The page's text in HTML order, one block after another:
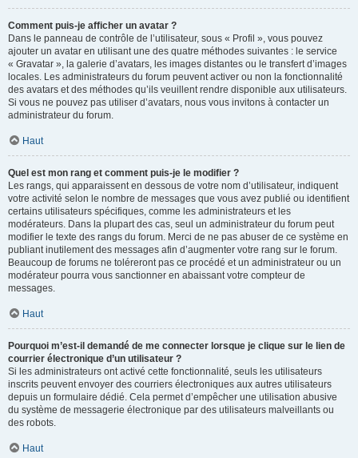
Comment puis-je afficher un avatar ?
Dans le panneau de contrôle de l’utilisateur, sous « Profil », vous pouvez
ajouter un avatar en utilisant une des quatre méthodes suivantes : le service
« Gravatar », la galerie d’avatars, les images distantes ou le transfert d’images
locales. Les administrateurs du forum peuvent activer ou non la fonctionnalité
des avatars et des méthodes qu’ils veuillent rendre disponible aux utilisateurs.
Si vous ne pouvez pas utiliser d’avatars, nous vous invitons à contacter un
administrateur du forum.
Haut
Quel est mon rang et comment puis-je le modifier ?
Les rangs, qui apparaissent en dessous de votre nom d’utilisateur, indiquent
votre activité selon le nombre de messages que vous avez publié ou identifient
certains utilisateurs spécifiques, comme les administrateurs et les
modérateurs. Dans la plupart des cas, seul un administrateur du forum peut
modifier le texte des rangs du forum. Merci de ne pas abuser de ce système en
publiant inutilement des messages afin d’augmenter votre rang sur le forum.
Beaucoup de forums ne toléreront pas ce procédé et un administrateur ou un
modérateur pourra vous sanctionner en abaissant votre compteur de
messages.
Haut
Pourquoi m’est-il demandé de me connecter lorsque je clique sur le lien de
courrier électronique d’un utilisateur ?
Si les administrateurs ont activé cette fonctionnalité, seuls les utilisateurs
inscrits peuvent envoyer des courriers électroniques aux autres utilisateurs
depuis un formulaire dédié. Cela permet d’empêcher une utilisation abusive
du système de messagerie électronique par des utilisateurs malveillants ou
des robots.
Haut